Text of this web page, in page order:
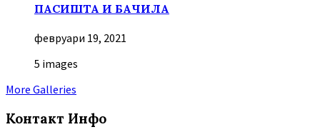
ПАСИШТА И БАЧИЛА
февруари 19, 2021
5 images
More Galleries
Контакт Инфо